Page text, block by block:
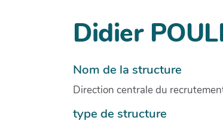
Didier
Nom de la structure
Direction centrale du
type de structure